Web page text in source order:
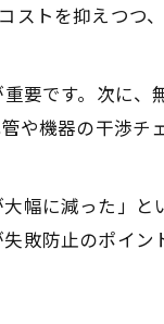
ストを抑えつつ
要です。次に、
や機器の干渉チ
幅に減った」と
敗防止のポイン